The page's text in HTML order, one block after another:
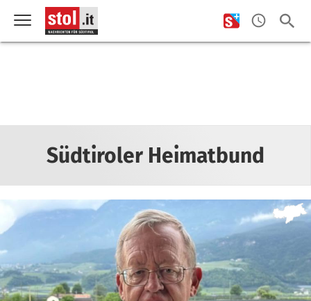
Südtiroler Heimatbund